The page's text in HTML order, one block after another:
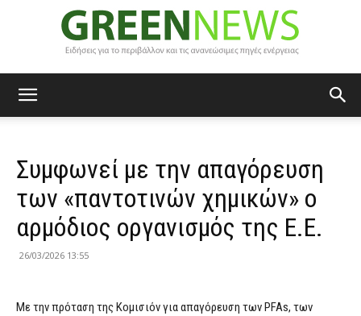
News
Συμφωνεί με την απαγόρευση
των «παντοτινών χημικών» ο
αρμόδιος οργανισμός της Ε.Ε.
26/03/2026 13:55
Mε την πρόταση της Κομισιόν για απαγόρευση των PFAs, των